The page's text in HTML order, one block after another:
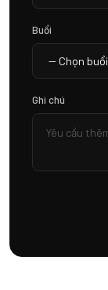
Buổi
Ghi chú